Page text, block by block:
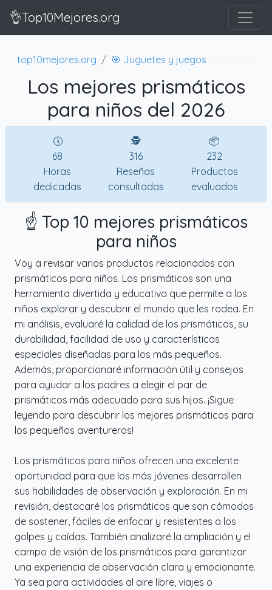
👌Top10Mejores.org
top10mejores.org 🎯 Juguetes y juegos
Los mejores prismáticos
para niños del 2026
🕔
68
Horas
dedicadas
🕵
316
Reseñas
consultadas
📦
232
Productos
evaluados
☝️ Top 10 mejores prismáticos
para niños
Voy a revisar varios productos relacionados con
prismáticos para niños. Los prismáticos son una
herramienta divertida y educativa que permite a los
niños explorar y descubrir el mundo que les rodea. En
mi análisis, evaluaré la calidad de los prismáticos, su
durabilidad, facilidad de uso y características
especiales diseñadas para los más pequeños.
Además, proporcionaré información útil y consejos
para ayudar a los padres a elegir el par de
prismáticos más adecuado para sus hijos. ¡Sigue
leyendo para descubrir los mejores prismáticos para
los pequeños aventureros!
Los prismáticos para niños ofrecen una excelente
oportunidad para que los más jóvenes desarrollen
sus habilidades de observación y exploración. En mi
revisión, destacaré los prismáticos que son cómodos
de sostener, fáciles de enfocar y resistentes a los
golpes y caídas. También analizaré la ampliación y el
campo de visión de los prismáticos para garantizar
una experiencia de observación clara y emocionante.
Ya sea para actividades al aire libre, viajes o